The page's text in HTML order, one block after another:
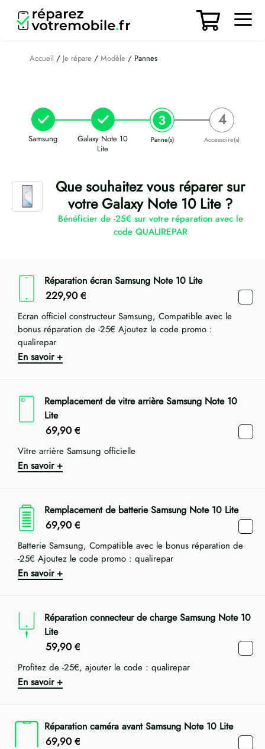
contenu
Accueil / Je répare / Modèle / Pannes
Samsung
Galaxy Note 10
Lite
Panne(s) Accessoire(s)
Que souhaitez vous réparer sur
votre Galaxy Note 10 Lite ?
Bénéficier de -25€ sur votre réparation avec le
code QUALIREPAR
Réparation écran Samsung Note 10 Lite
229,90 €
Ecran officiel constructeur Samsung, Compatible avec le
bonus réparation de -25€ Ajoutez le code promo :
qualirepar
En savoir +
Remplacement de vitre arrière Samsung Note 10
Lite
69,90 €
Vitre arrière Samsung officielle
En savoir +
Remplacement de batterie Samsung Note 10 Lite
69,90 €
Batterie Samsung, Compatible avec le bonus réparation de
-25€ Ajoutez le code promo : qualirepar
En savoir +
Réparation connecteur de charge Samsung Note 10
Lite
59,90 €
Profitez de -25€, ajouter le code : qualirepar
En savoir +
Réparation caméra avant Samsung Note 10 Lite
69,90 €